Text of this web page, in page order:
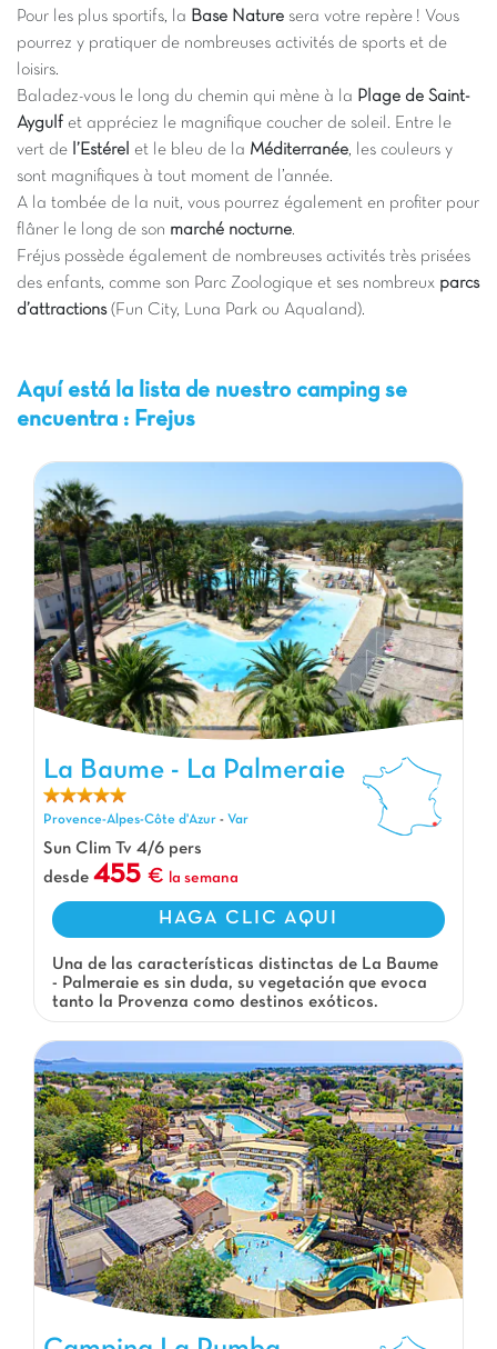
Pour les plus sportifs, la Base Nature sera votre repère ! Vous
pourrez y pratiquer de nombreuses activités de sports et de
loisirs.
Baladez-vous le long du chemin qui mène à la Plage de Saint-
Aygulf et appréciez le magnifique coucher de soleil. Entre le
vert de l’Estérel et le bleu de la Méditerranée, les couleurs y
sont magnifiques à tout moment de l’année.
A la tombée de la nuit, vous pourrez également en profiter pour
flâner le long de son marché nocturne.
Fréjus possède également de nombreuses activités très prisées
des enfants, comme son Parc Zoologique et ses nombreux parcs
d’attractions(Fun City, Luna Park ou Aqualand).
Aquí está la lista de nuestro camping se
encuentra : Frejus
La Baume - La Palmeraie, Camping Provence-Alpes-Côte d'Azur
La Baume - La Palmeraie
Provence-Alpes-Côte d'Azur - Var
Sun Clim Tv 4/6 pers
desde 455 la semana
HAGA CLIC AQUI
Una de las características distinctas de La Baume
- Palmeraie es sin duda, su vegetación que evoca
tanto la Provenza como destinos exóticos.
Camping La Rumba, Camping Provence-Alpes-Côte d'Azur